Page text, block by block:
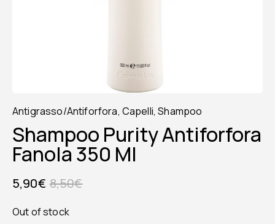
Antigrasso/Antiforfora, Capelli,Shampoo
Shampoo Purity Antiforfora
Fanola 350 Ml
8,50€
5,90€
Out of stock